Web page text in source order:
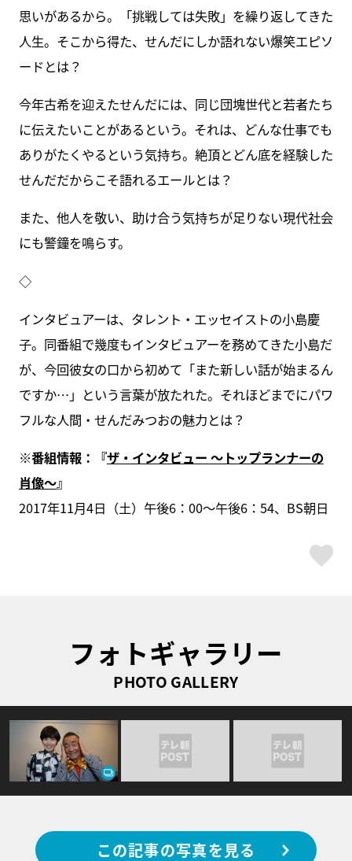
思いがあるから。「挑戦しては失敗」を繰り返してきた
人生。そこから得た、せんだにしか語れない爆笑エピソ
ードとは？
今年古希を迎えたせんだには、同じ団塊世代と若者たち
に伝えたいことがあるという。それは、どんな仕事でも
ありがたくやるという気持ち。絶頂とどん底を経験した
せんだだからこそ語れるエールとは？
また、他人を敬い、助け合う気持ちが足りない現代社会
にも警鐘を鳴らす。
◇
インタビュアーは、タレント・エッセイストの小島慶
子。同番組で幾度もインタビュアーを務めてきた小島だ
が、今回彼女の口から初めて「また新しい話が始まるん
ですか…」という言葉が放たれた。それほどまでにパワ
フルな人間・せんだみつおの魅力とは？
※番組情報：『ザ・インタビュー ～トップランナーの
肖像～』
2017年11月4日（土）午後6：00～午後6：54、BS朝日
フォトギャラリー
PHOTO GALLERY
この記事の写真を見る